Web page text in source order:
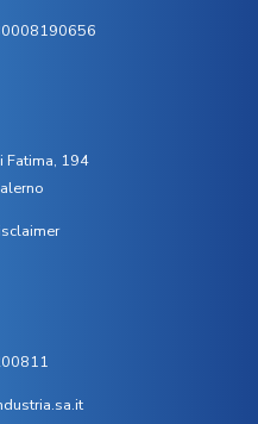
Fatima, 194